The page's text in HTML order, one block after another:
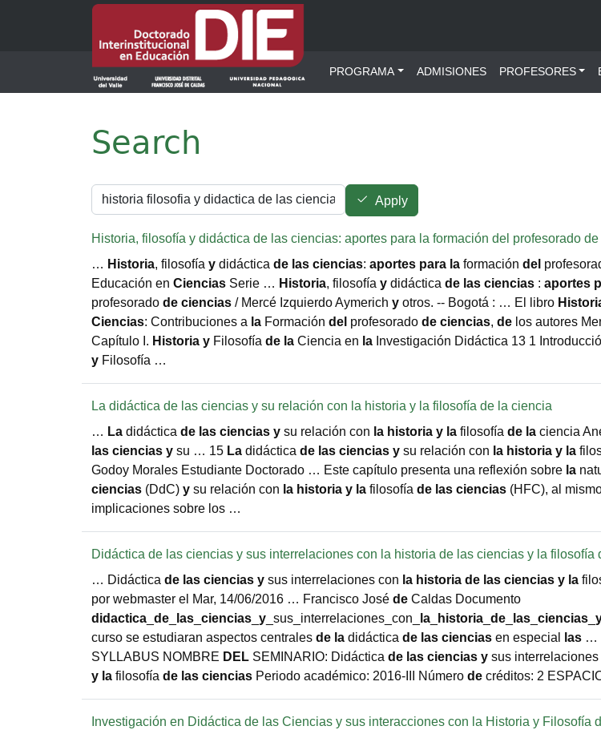
Pasar al contenido principal
Menú principal
PROGRAMA ADMISIONES PROFESORES
Search
Apply
Historia, filosofía y didáctica de las ciencias: aportes para la formación del profesorado
… Historia, filosofía y didáctica de las ciencias: aportes para la formación del
Educación en Ciencias Serie … Historia, filosofía y didáctica de las ciencias : aportes
profesorado de ciencias / Mercé Izquierdo Aymerich y otros. -- Bogotá : … El libro
Ciencias: Contribuciones a la Formación del profesorado de ciencias, de los autores
Capítulo I. Historia y Filosofía de la Ciencia en la Investigación Didáctica 13 1
y Filosofía …
La didáctica de las ciencias y su relación con la historia y la filosofía de la ciencia
… La didáctica de las ciencias y su relación con la historia y la filosofía de la ciencia
las ciencias y su … 15 La didáctica de las ciencias y su relación con la historia y la
Godoy Morales Estudiante Doctorado … Este capítulo presenta una reflexión sobre la
ciencias (DdC) y su relación con la historia y la filosofía de las ciencias (HFC), al
implicaciones sobre los …
Didáctica de las ciencias y sus interrelaciones con la historia de las ciencias y la filosofía
… Didáctica de las ciencias y sus interrelaciones con la historia de las ciencias y la
por webmaster el Mar, 14/06/2016 … Francisco José de Caldas Documento
didactica de las ciencias y _sus_interrelaciones_con_ la historia de las ciencias
curso se estudiaran aspectos centrales de la didáctica de las ciencias en especial las …
SYLLABUS NOMBRE DEL SEMINARIO: Didáctica de las ciencias y sus interrelaciones
y la filosofía de las ciencias Periodo académico: 2016-III Número de créditos: 2
Investigación en Didáctica de las Ciencias y sus interacciones con la Historia y Filosofía